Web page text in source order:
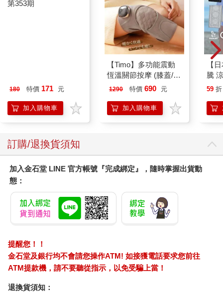
180 特價 171 元
加入購物車
【Timo】多功能震動
恆溫關節按摩 (膝蓋/
肩/手肘通用) 無線充電
膝熱敷 【單入組】
1290 特價 690 元
加入購物車
【
騰
涼
毛巾
59 折
訂購/退換貨須知
加入金石堂 LINE 官方帳號『完成綁定』，隨時掌握出貨動
態：
提醒您！！
金石堂及銀行均不會請您操作ATM! 如接獲電話要求您前往
ATM提款機，請不要聽從指示，以免受騙上當！
退換貨須知：